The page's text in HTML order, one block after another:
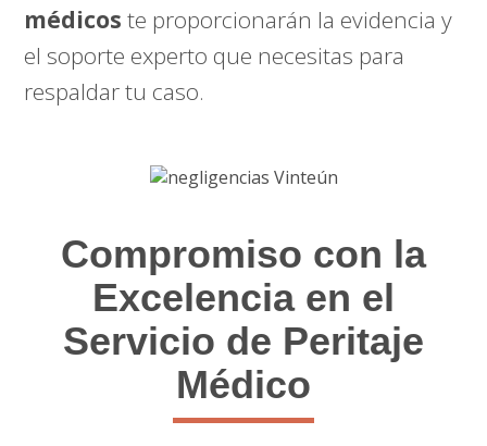
médicos te proporcionarán la evidencia y
el soporte experto que necesitas para
respaldar tu caso.
Compromiso con la
Excelencia en el
Servicio de Peritaje
Médico